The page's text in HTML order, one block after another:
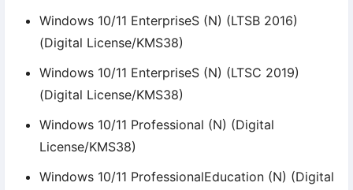
Windows 10/11 EnterpriseS (N) (LTSB 2016)
(Digital License/KMS38)
Windows 10/11 EnterpriseS (N) (LTSC 2019)
(Digital License/KMS38)
Windows 10/11 Professional (N) (Digital
License/KMS38)
Windows 10/11 ProfessionalEducation (N) (Digital